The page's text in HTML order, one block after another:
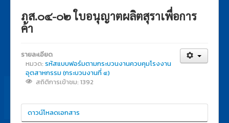
ภส.๐๔-๐๒ ใบอนุญาตผลิตสุราเพื่อการ
ค้า
รายละเอียด
หมวด: รหัสแบบฟอร์มตามกระบวนงานควบคุมโรงงาน
อุตสาหกรรม (กระบวนงานที่ ๔)
สถิติการเข้าชม: 1392
ดาวน์โหลดเอกสาร